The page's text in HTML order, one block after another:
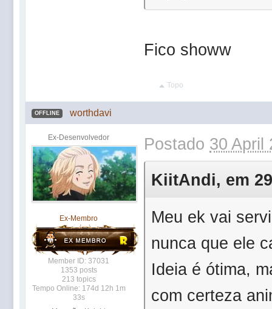
Fico showw
Topo
OFFLINE worthdavi
Ex-Desenvolvedor
Ex-Membro
Member ID: 37031
1353 posts
213 topics
Tempo Online: 174d 12h 1m
33s
Postado 30 April
KiitAndi, em
Meu ek vai
nunca que ele
Ideia é ótima,
com certeza